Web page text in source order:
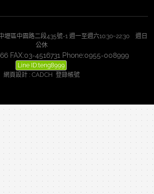
壢區中園路二段435號-1 週一至週六10:30~22:30 週日
公休
FAX:03-4516731 Phone:0955-008999
Line ID:teng8999
網頁設計 : CADCH 登錄帳號